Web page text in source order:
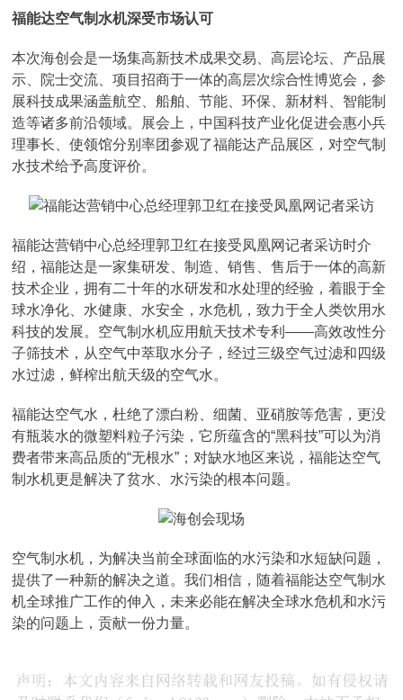
福能达空气制水机深受市场认可
本次海创会是一场集高新技术成果交易、高层论坛、产品展
示、院士交流、项目招商于一体的高层次综合性博览会，参
展科技成果涵盖航空、船舶、节能、环保、新材料、智能制
造等诸多前沿领域。展会上，中国科技产业化促进会惠小兵
理事长、使领馆分别率团参观了福能达产品展区，对空气制
水技术给予高度评价。
福能达营销中心总经理郭卫红在接受凤凰网记者采访时介
绍，福能达是一家集研发、制造、销售、售后于一体的高新
技术企业，拥有二十年的水研发和水处理的经验，着眼于全
球水净化、水健康、水安全，水危机，致力于全人类饮用水
科技的发展。空气制水机应用航天技术专利——高效改性分
子筛技术，从空气中萃取水分子，经过三级空气过滤和四级
水过滤，鲜榨出航天级的空气水。
福能达空气水，杜绝了漂白粉、细菌、亚硝胺等危害，更没
有瓶装水的微塑料粒子污染，它所蕴含的“黑科技”可以为消
费者带来高品质的“无根水”；对缺水地区来说，福能达空气
制水机更是解决了贫水、水污染的根本问题。
空气制水机，为解决当前全球面临的水污染和水短缺问题，
提供了一种新的解决之道。我们相信，随着福能达空气制水
机全球推广工作的伸入，未来必能在解决全球水危机和水污
染的问题上，贡献一份力量。